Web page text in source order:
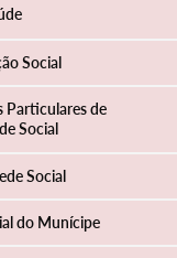
Social
Particulares de
Social
Social
do Munícipe